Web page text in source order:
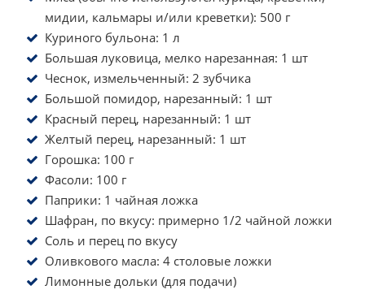
мидии, кальмары и/или креветки): 500 г
Куриного бульона: 1 л
Большая луковица, мелко нарезанная: 1 шт
Чеснок, измельченный: 2 зубчика
Большой помидор, нарезанный: 1 шт
Красный перец, нарезанный: 1 шт
Желтый перец, нарезанный: 1 шт
Горошка: 100 г
Фасоли: 100 г
Паприки: 1 чайная ложка
Шафран, по вкусу: примерно 1/2 чайной ложки
Соль и перец по вкусу
Оливкового масла: 4 столовые ложки
Лимонные дольки (для подачи)